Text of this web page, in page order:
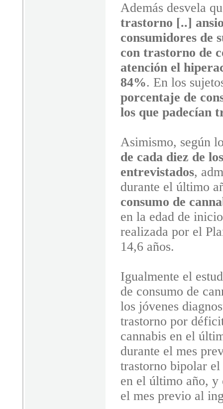
Además desvela
trastorno [..]
consumidores de
con trastorno de
atención el
84%. En los
porcentaje de
los que padecían
Asimismo, según
de cada diez de
entrevistados,
durante el último
consumo de
en la edad de
realizada por el
14,6 años.
Igualmente el
de consumo de
los jóvenes
trastorno por
cannabis en el
durante el mes
trastorno bipolar
en el último año, y
el mes previo al